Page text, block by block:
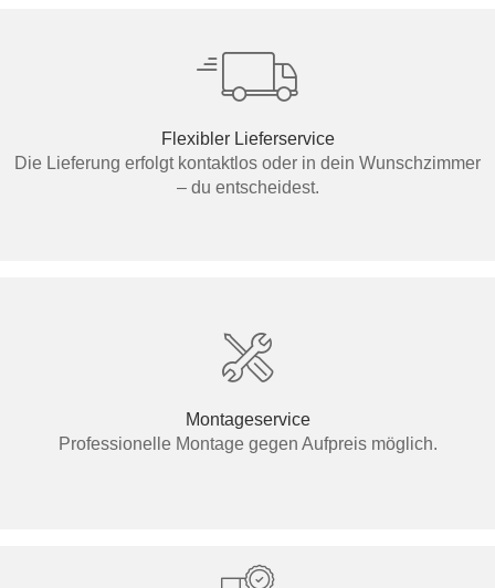
Flexibler Lieferservice
Die Lieferung erfolgt kontaktlos oder in dein Wunschzimmer
– du entscheidest.
Montageservice
Professionelle Montage gegen Aufpreis möglich.